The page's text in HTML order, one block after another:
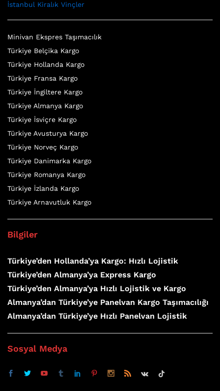
İstanbul Kiralık Vinçler
Minivan Ekspres Taşımacılık
Türkiye Belçika Kargo
Türkiye Hollanda Kargo
Türkiye Fransa Kargo
Türkiye İngiltere Kargo
Türkiye Almanya Kargo
Türkiye İsviçre Kargo
Türkiye Avusturya Kargo
Türkiye Norveç Kargo
Türkiye Danimarka Kargo
Türkiye Romanya Kargo
Türkiye İzlanda Kargo
Türkiye Arnavutluk Kargo
Bilgiler
Türkiye’den Hollanda’ya Kargo: Hızlı Lojistik
Türkiye’den Almanya’ya Express Kargo
Türkiye’den Almanya’ya Hızlı Lojistik ve Kargo
Almanya’dan Türkiye’ye Panelvan Kargo Taşımacılığı
Almanya’dan Türkiye’ye Hızlı Panelvan Lojistik
Sosyal Medya